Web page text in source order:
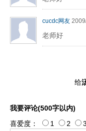
cucdc网友
老师好
给
我要评论(500字以内)
喜爱度： 1 2 3